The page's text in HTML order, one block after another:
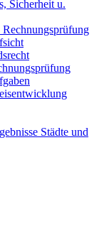
Sicherheit u.
Städte und